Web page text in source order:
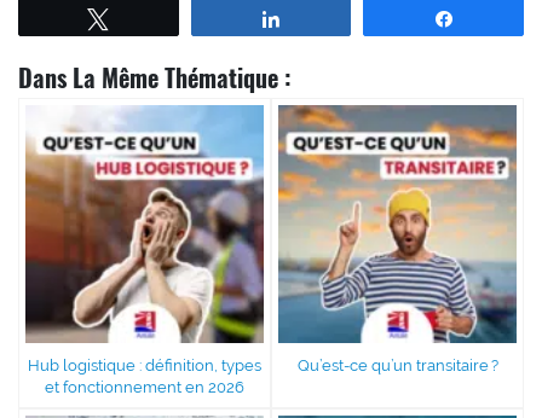
Dans La Même Thématique :
Hub logistique : définition, types
et fonctionnement en 2026
Qu’est-ce qu’un transitaire ?